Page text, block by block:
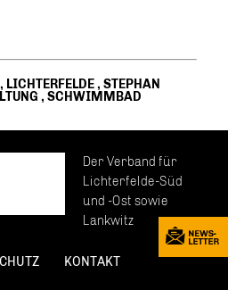
, LICHTERFELDE, STEPHAN
, SCHWIMMBAD
Der Verband für
Lichterfelde-Süd
und -Ost sowie
Lankwitz
KONTAKT